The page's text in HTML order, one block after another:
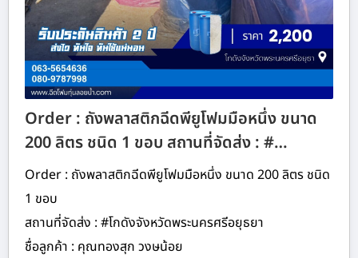
Order : ถังพลาสติกฉีดพียูโฟมมือหนึ่ง ขนาด
200 ลิตร ชนิด 1 ขอบ สถานที่จัดส่ง : #…
Order : ถังพลาสติกฉีดพียูโฟมมือหนึ่ง ขนาด 200 ลิตร ชนิด
1 ขอบ
สถานที่จัดส่ง : #โกดังจังหวัดพระนครศรีอยุธยา
ชื่อลูกค้า : คุณทองสุก วงษน้อย